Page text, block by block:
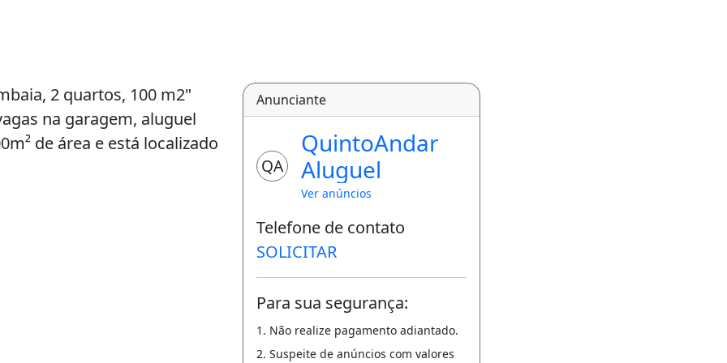
2 quartos, 100 m2"
na garagem, aluguel
de área e está localizado
Anunciante
QA
QuintoAndar
Aluguel
Ver anúncios
Telefone de contato
SOLICITAR
Para sua segurança:
1. Não realize pagamento adiantado.
2. Suspeite de anúncios com valores